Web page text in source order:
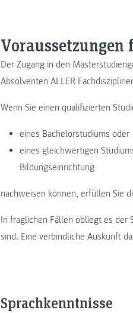
Der Zugang in den
Absolventen ALLER
Wenn Sie einen qualifizierten
eines Bachelorstudiums oder
eines gleichwertigen
Bildungseinrichtung
nachweisen können, erfüllen Sie
In fraglichen Fällen obliegt es der
sind. Eine verbindliche Auskunft
Sprachkenntnisse